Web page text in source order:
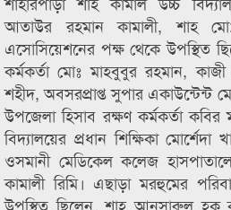
আতাউর রহমান কামালী, শাহ
এসোসিয়েশনের পক্ষ থেকে উপস্থিত
কর্মকর্তা মোঃ মাহবুবুর রহমান,
শহীদ, অবসরপ্রাপ্ত সুপার
উপজেলা হিসাব রক্ষণ কর্মকর্তা কবির
বিদ্যালয়ের প্রধান শিক্ষিকা
ওসমানী মেডিকেল কলেজ
কামালী রিমি। এছাড়া মরহুমের
উপস্থিত ছিলেন, শাহ আনসারুল হক